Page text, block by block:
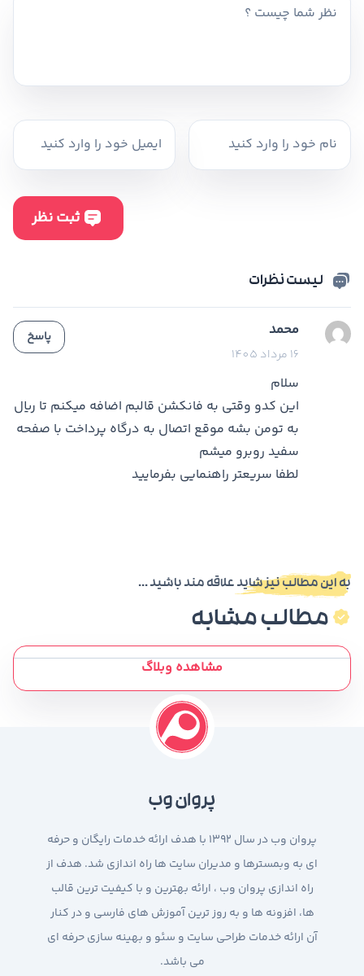
لیست نظرات
محمد
16 مرداد 1405
سلام
این کدو وقتی به فانکشن قالبم اضافه میکنم تا ریال
به تومن بشه موقع اتصال به درگاه پرداخت با صفحه
سفید روبرو میشم
لطفا سریعتر راهنمایی بفرمایید
پاسخ
به این مطالب نیز شاید علاقه مند باشید ...
مطالب مشابه
مشاهده وبلاگ
پروان وب
پروان وب در سال 1392 با هدف ارائه خدمات رایگان و حرفه
ای به وبمسترها و مدیران سایت ها راه اندازی شد. هدف از
راه اندازی پروان وب ، ارائه بهترین و با کیفیت ترین قالب
ها، افزونه ها و به روز ترین آموزش های فارسی و در کنار
آن ارائه خدمات طراحی سایت و سئو و بهینه سازی حرفه ای
می باشد.